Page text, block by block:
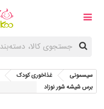
سیسمونی غذاخوری کودک
برس شیشه شور نوزاد